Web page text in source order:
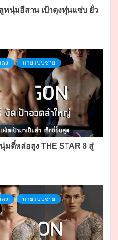
หนุ่มอีสาน เป้าตุงหุ่นแซ่บ ยั่ว
ง นายแบบชาย
มตี๋หล่อสูง THE STAR 8 สู่
ง นายแบบชาย